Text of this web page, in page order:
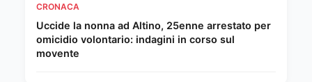
CRONACA
Uccide la nonna ad Altino, 25enne arrestato per
omicidio volontario: indagini in corso sul
movente